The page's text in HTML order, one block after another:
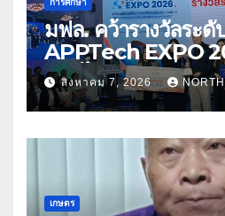
การศึกษา
มฟล. คว้ารางวัลระดั
APPTech EXPO
สมุนไพร ขับเคลื่อนน
พาณิชย์
สิงหาคม 7, 2026
เกษตร